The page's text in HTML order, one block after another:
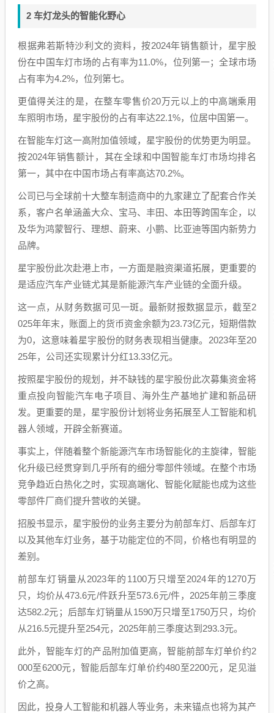
2 车灯龙头的智能化野心
根据弗若斯特沙利文的资料，按2024年销售额计，星宇股
份在中国车灯市场的占有率为11.0%，位列第一；全球市场
占有率为4.2%，位列第七。
更值得关注的是，在整车零售价20万元以上的中高端乘用
车照明市场，星宇股份的占有率达22.1%，位居中国第一。
在智能车灯这一高附加值领域，星宇股份的优势更为明显。
按2024年销售额计，其在全球和中国智能车灯市场均排名
第一，其中在中国市场占有率高达70.2%。
公司已与全球前十大整车制造商中的九家建立了配套合作关
系，客户名单涵盖大众、宝马、丰田、本田等跨国车企，以
及华为鸿蒙智行、理想、蔚来、小鹏、比亚迪等国内新势力
品牌。
星宇股份此次赴港上市，一方面是融资渠道拓展，更重要的
是适应汽车产业链尤其是新能源汽车产业链的全面升级。
这一点，从财务数据可见一斑。最新财报数据显示，截至2
025年年末，账面上的货币资金余额为23.73亿元，短期借款
为0，这意味着星宇股份的财务表现相当健康。2023年至20
25年，公司还实现累计分红13.33亿元。
按照星宇股份的规划，并不缺钱的星宇股份此次募集资金将
重点投向智能汽车电子项目、海外生产基地扩建和新品研
发。更重要的是，星宇股份计划将业务拓展至人工智能和机
器人领域，开辟全新赛道。
事实上，伴随着整个新能源汽车市场智能化的主旋律，智能
化升级已经贯穿到几乎所有的细分零部件领域。在整个市场
竞争趋近白热化之时，实现高端化、智能化赋能也成为这些
零部件厂商们提升营收的关键。
招股书显示，星宇股份的业务主要分为前部车灯、后部车灯
以及其他车灯业务，基于功能定位的不同，价格也有明显的
差别。
前部车灯销量从2023年的1100万只增至2024年的1270万
只，均价从473.6元/件跃升至573.6元/件，2025年前三季度
达582.2元；后部车灯销量从1590万只增至1750万只，均价
从216.5元提升至254元，2025年前三季度达到293.3元。
此外，智能车灯的产品附加值更高，智能前部车灯单价约2
000至6200元，智能后部车灯单价约480至2200元，足见溢
价之高。
因此，投身人工智能和机器人等业务，未来锚点也将为其产